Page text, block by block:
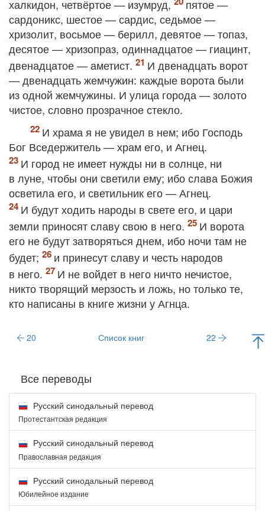
халкидон, четвёртое — изумруд,
пятое —
сардоникс, шестое — сардис, седьмое —
хризолит, восьмое — берилл, девятое — топаз,
десятое — хризопраз, одиннадцатое — гиацинт,
двенадцатое — аметист.
И двенадцать ворот
— двенадцать жемчужин: каждые ворота были
из одной жемчужины. И улица города — золото
чистое, словно прозрачное стекло.
И храма я не увидел в нем; ибо Господь
Бог Вседержитель — храм его, и Агнец.
И город не имеет нужды ни в солнце, ни
в луне, чтобы они светили ему; ибо слава Божия
осветила его, и светильник его — Агнец.
И будут ходить народы в свете его, и цари
земли приносят славу свою в него.
И ворота
его не будут затворяться днем, ибо ночи там не
будет;
и принесут славу и честь народов
в него.
И не войдет в него ничто нечистое,
никто творящий мерзость и ложь, но только те,
кто написаны в книге жизни у Агнца.
20 Список книг 22
Все переводы
Русский синодальный перевод
Протестантская редакция
Русский синодальный перевод
Православная редакция
Русский синодальный перевод
Юбилейное издание